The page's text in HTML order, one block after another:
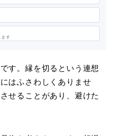
です。縁を切るという連想
はふさわしくありませ
せることがあり、避けた